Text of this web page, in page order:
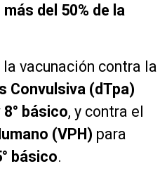
más del 50% de la
vacunación contra la
Convulsiva (dTpa)
8° básico, y contra el
(VPH) para
básico.